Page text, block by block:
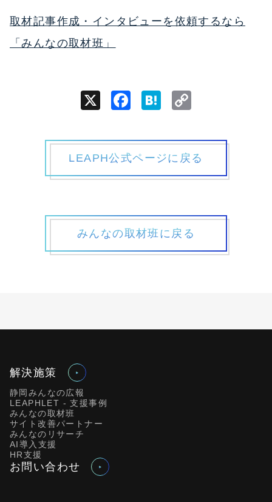
取材記事作成・インタビューを依頼するなら
「みんなの取材班」
X Facebook
Hatena
LEAPH公式ページに戻る
みんなの取材班に戻る
解決施策
静岡みんなの広報
LEAPHLET - 支援事例
みんなの取材班
サイト改善パートナー
みんなのリサーチ
AI導入支援
HR支援
お問い合わせ